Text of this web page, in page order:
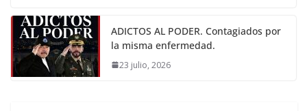
ADICTOS AL PODER. Contagiados por
la misma enfermedad.
23 julio, 2026